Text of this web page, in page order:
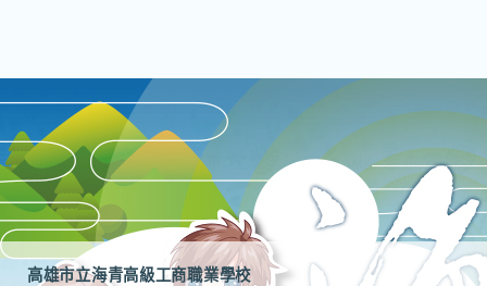
高雄市立海青高級工商職業學校